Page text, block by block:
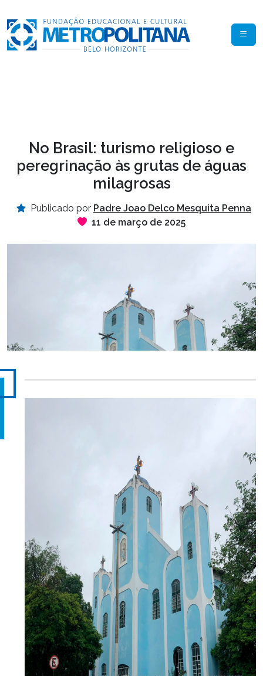
No Brasil: turismo religioso e
peregrinação às grutas de águas
milagrosas
Publicado por Padre Joao Delco Mesquita Penna
11 de março de 2025